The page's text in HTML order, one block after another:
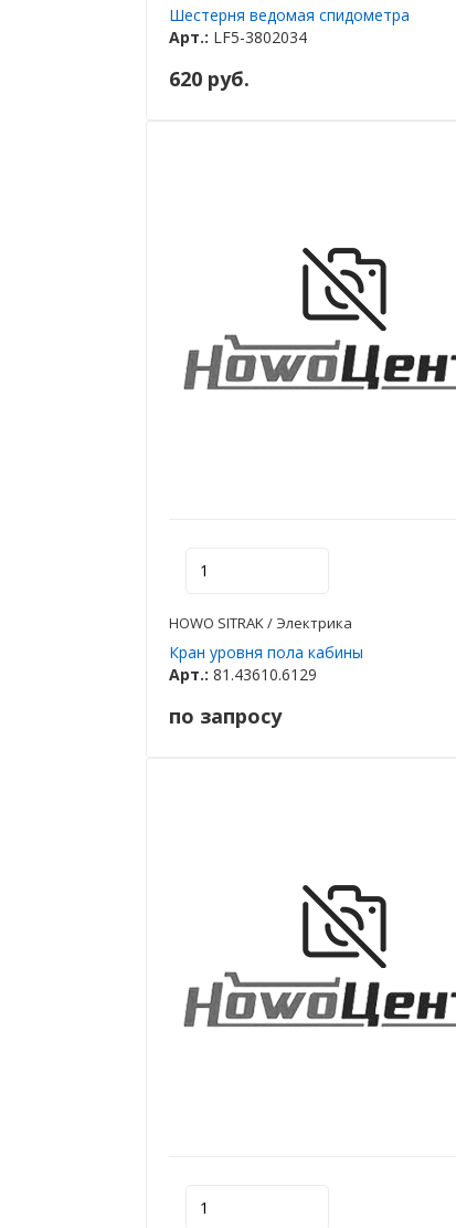
Шестерня ведомая спидометра
Арт.: LF5-3802034
620 руб.
HOWO SITRAK / Электрика
Кран уровня пола кабины
Арт.: 81.43610.6129
по запросу